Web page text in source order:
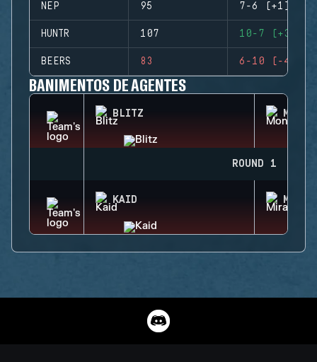
NEP 95 7-6 (+1)
HUNTR 107 10-7 (+3)
BEERS 83 6-10 (-4)
BANIMENTOS DE AGENTES
BLITZ
ROUND 1
KAID MIRA